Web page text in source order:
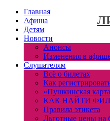
Главная
Афиша
Детям
Новости
Анонсы
Изменения в
Слушателям
Всё о билетах
Как
«Пушкинская
КАК НАЙТИ
Правила этикета
Льготные цены на